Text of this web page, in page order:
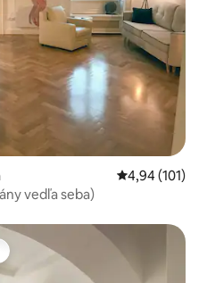
Priemerné
4,94 (101)
vedľa seba)